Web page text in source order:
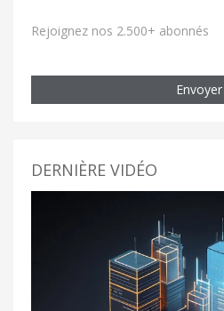
Rejoignez nos 2.500+ abonnés
Envoyer
DERNIÈRE VIDÉO